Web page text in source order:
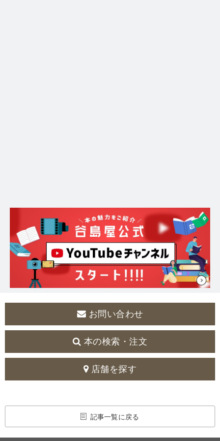
お問い合わせ
本の検索・注文
店舗を探す
記事一覧に戻る